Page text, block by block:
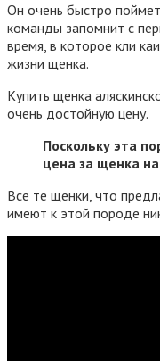
Он очень быстро
команды запомнит с
время, в которое кли
жизни щенка.
Купить щенка
очень достойную цену.
Поскольку эта
цена за щенка
Все те щенки, что
имеют к этой породе